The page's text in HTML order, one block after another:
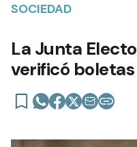
SOCIEDAD
La Junta
verificó